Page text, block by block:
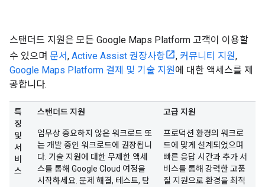
스탠더드 지원은 모든 Google Maps Platform 고객이 이용할
수 있으며 문서, Active Assist 권장사항 , 커뮤니티 지원,
Google Maps Platform 결제 및 기술 지원에 대한 액세스를 제
공합니다.
특
징
및
서
비
스
스탠더드 지원
업무상 중요하지 않은 워크로드 또
는 개발 중인 워크로드에 권장됩니
다. 기술 지원에 대한 무제한 액세
스를 통해 Google Cloud 여정을
시작하세요. 문제 해결, 테스트, 탐
고급 지원
프로덕션 환경의 워크로
드에 맞게 설계되었으며
빠른 응답 시간과 추가 서
비스를 통해 강력한 고품
질 지원으로 환경을 최적